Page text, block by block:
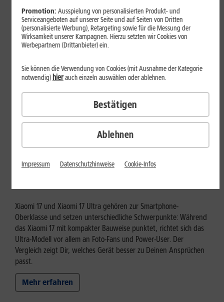
Mehr erfahren
Tests & Vergleiche
Xiaomi 17 vs. Xiaomi 17 Ultra: Für
Xiaomi 17 und Xiaomi 17 Ultra gehören zur Smartphone-
Oberklasse und setzen unterschiedliche Schwerpunkte: Während
das Xiaomi 17 mit kompakter Bauweise punktet, richtet sich das
Ultra-Modell vor allem an Foto-Fans und Power-User. Der
Vergleich zeigt Dir, welches Gerät besser zu Deinen Ansprüchen
passt.
Mehr erfahren
Promotion: Ausspielung von personalisierten Produkt- und
Serviceangeboten auf unserer Seite und auf Seiten von Dritten
(personalisierte Werbung), Retargeting sowie für die Messung der
Wirksamkeit unserer Kampagnen. Hierzu setzten wir Cookies von
Werbepartnern (Drittanbieter) ein.
Ablehnen
Sie können die Verwendung von Cookies (mit Ausnahme der Kategorie
notwendig) hierauch einzeln auswählen oder ablehnen.
Bestätigen
Impressum Datenschutzhinweise Cookie-Infos